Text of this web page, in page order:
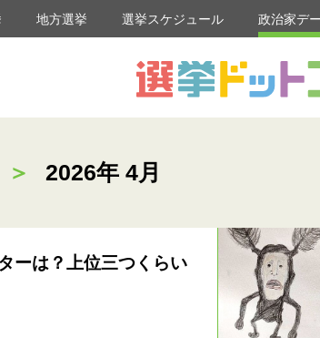
地方選挙 選挙スケジュール 政治家デ
＞ 2026年 4月
ーは？上位三つくらい